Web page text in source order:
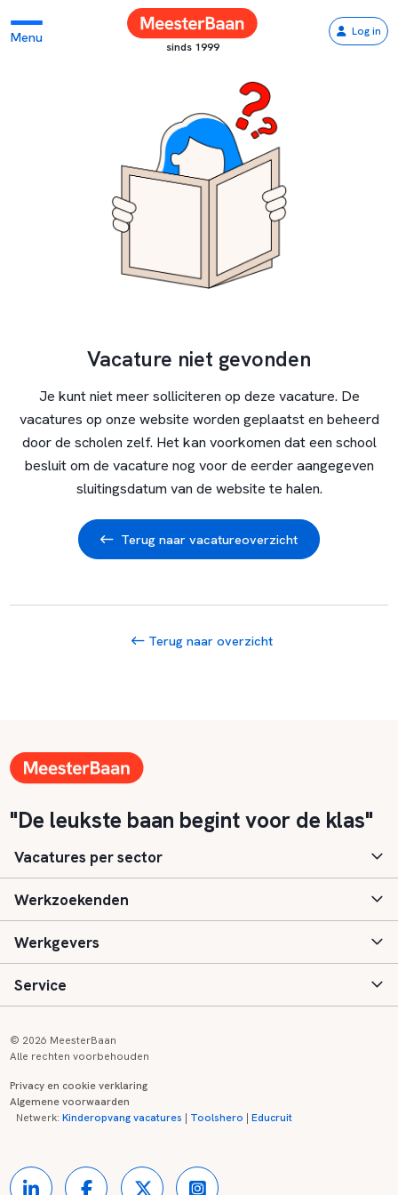
Menu
sinds 1999
Log in
Vacature niet gevonden
Je kunt niet meer solliciteren op deze vacature. De
vacatures op onze website worden geplaatst en beheerd
door de scholen zelf. Het kan voorkomen dat een school
besluit om de vacature nog voor de eerder aangegeven
sluitingsdatum van de website te halen.
Terug naar vacatureoverzicht
Terug naar overzicht
"De leukste baan begint voor de klas"
Vacatures per sector
Basisonderwijs
Speciaal (basis) onderwijs
Voortgezet onderwijs
Kinderopvang
Werkzoekenden
Aanmelden
Vacatures
Zij-instroom informatie
Werkgevers
Inloggen
Registreren
Service
Onderwijs links
© 2026 MeesterBaan
Alle rechten voorbehouden
Privacy en cookie verklaring
Algemene voorwaarden
Netwerk:Kinderopvang vacatures | Toolshero |Educruit